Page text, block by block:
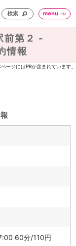
検索 menu
前第２ -
情報
ージにはPRが含まれています。
60分/110円